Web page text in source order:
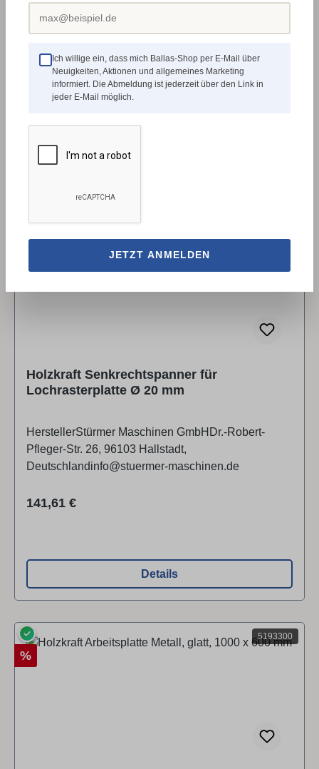
HerstellerStürmer Maschinen GmbHDr.-Robert-
Deutschlandinfo@stuermer-maschinen.de
Regulärer Preis:
139,11 €
✓
Holzkraft Senkrechtspanner für
Lochrasterplatte Ø 20 mm
HerstellerStürmer Maschinen GmbHDr.-Robert-
Pfleger-Str. 26, 96103 Hallstadt,
Deutschlandinfo@stuermer-maschinen.de
Regulärer Preis:
141,61 €
Details
Rabatt
%
5193300
✓
Ich willige ein, dass mich Ballas-Shop per E-Mail über
Neuigkeiten, Aktionen und allgemeines Marketing
informiert. Die Abmeldung ist jederzeit über den Link in
jeder E-Mail möglich.
JETZT ANMELDEN